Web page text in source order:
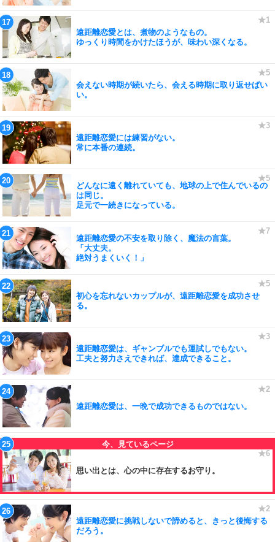
遠距離恋愛とは、煮物のようなもの。
ゆっくり時間をかけたほうが、味わい深くなる。
会えない時期が続いたら、会える時期に取り返せばい
い。
遠距離恋愛には練習がない。
常に本番の連続。
どんなに遠く離れていても、地球の上で住んでいるの
は同じ。
足元で一続きになっている。
遠距離恋愛の不安を取り除く、魔法の言葉。
「大丈夫。
絶対うまくいく！」
初心を忘れないカップルが、遠距離恋愛を成功させ
る。
遠距離恋愛は、ギャンブルでも運試しでもない。
工夫と努力さえできれば、達成できること。
遠距離恋愛は、一晩で成功できるものではない。
思い出とは、心の中に存在するお守り。
遠距離恋愛に挑戦しないで諦めると、きっと後悔する
だろう。